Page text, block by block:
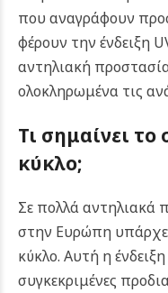
που αναγράφουν
φέρουν την ένδειξη
αντηλιακή
ολοκληρωμένα τις
Τι σημαίνει
κύκλο;
Σε πολλά αντηλιακά
στην Ευρώπη
κύκλο. Αυτή η
συγκεκριμένες